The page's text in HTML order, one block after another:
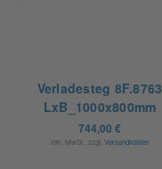
Verladesteg 8F.8763
LxB_1000x800mm
744,00 €
inkl. MwSt., zzgl. Versandkosten